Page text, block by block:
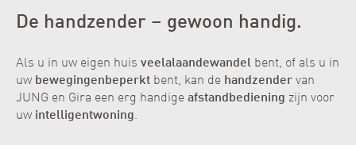
De handzender – gewoon handig.
Als u in uw eigen huis veelalaandewandel bent, of als u in
uw bewegingen beperkt bent, kan de handzender van
JUNG en Gira een erg handige afstandbediening zijn voor
uw intelligentwoning.